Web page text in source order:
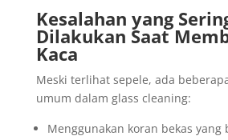
Kesalahan yang
Dilakukan Saat
Kaca
Meski terlihat sepele, ada
umum dalam glass cleaning:
Menggunakan koran bekas yang